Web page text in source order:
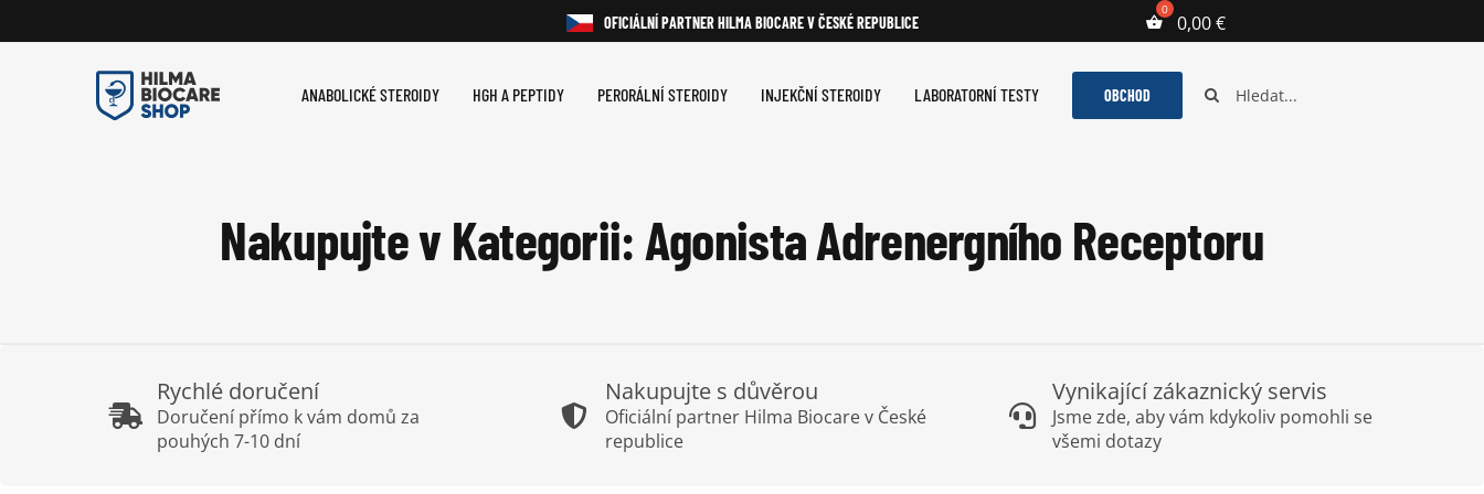
OFICIÁLNÍ PARTNER HILMA BIOCARE V ČESKÉ REPUBLICE 0,00€
ANABOLICKÉ STEROIDY HGH A PEPTIDY PERORÁLNÍ STEROIDY INJEKČNÍ STEROIDY LABORATORNÍ TESTY OBCHOD Hledat:
Nakupujte v Kategorii: Agonista Adrenergního Receptoru
Rychlé doručení
Doručení přímo k vám domů za
pouhých 7-10 dní
Nakupujte s důvěrou
Oficiální partner Hilma Biocare v České
republice
Vynikající zákaznický servis
Jsme zde, aby vám kdykoliv pomohli se
všemi dotazy